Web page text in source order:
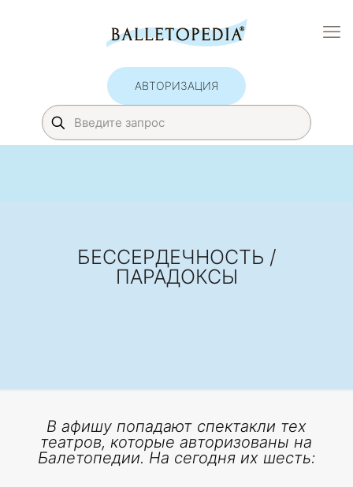
АВТОРИЗАЦИЯ
БЕССЕРДЕЧНОСТЬ /
ПАРАДОКСЫ
В афишу попадают спектакли тех
театров, которые авторизованы на
Балетопедии. На сегодня их шесть: